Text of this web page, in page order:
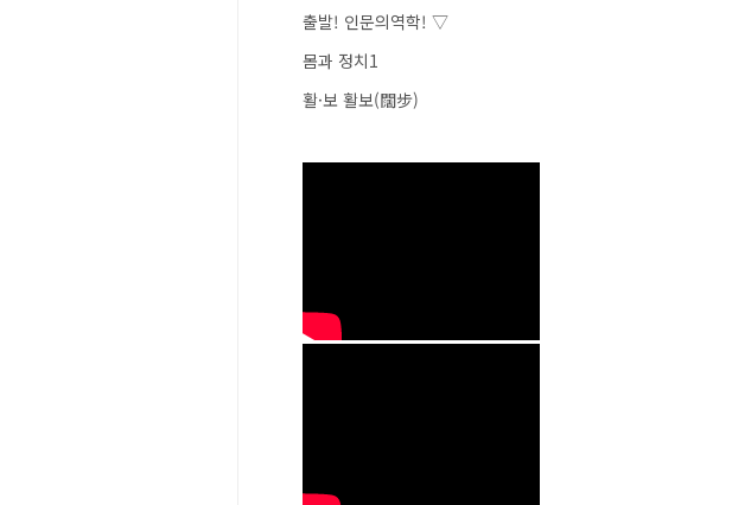
출발! 인문의역학! ▽
몸과 정치1
활·보 활보(闊步)